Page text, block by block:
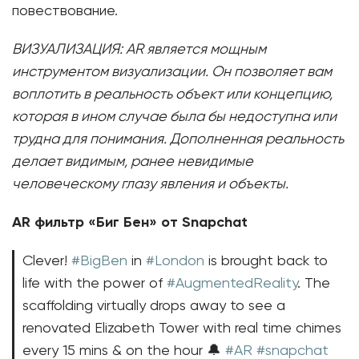
повествование.
ВИЗУАЛИЗАЦИЯ: AR является мощным
инструментом визуализации. Он позволяет вам
воплотить в реальность объект или концепцию,
которая в ином случае была бы недоступна или
трудна для понимания. Дополненная реальность
делает видимым, ранее невидимые
человеческому глазу явления и объекты.
AR фильтр «Биг Бен» от Snapchat
Clever! #BigBen in #London is brought back to
life with the power of #AugmentedReality. The
scaffolding virtually drops away to see a
renovated Elizabeth Tower with real time chimes
every 15 mins & on the hour 🔔 #AR #snapchat